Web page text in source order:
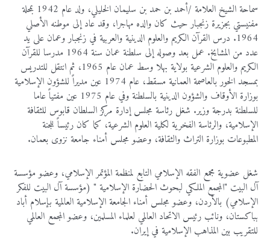
سماحة الشيخ العلامة /أحمد بن حمد بن سليمان الخليلي، ولد عام 1942 بمحلة
مفنيستي بجزيرة زنجبار حيث كان والده مهاجرا، وقد عاد إلى موطنه الأصلي
1964. درس القرآن الكريم والعلوم الدينية والعربية في زنجبار وعمان على يد
عدد من المشايخ. عمل بعد وصوله إلى سلطنة عمان سنة 1964 مدرسا للقرآن
الكريم والعلوم الشرعية بولاية بهلا وسط عمان عام 1965، ثم انتقل للتدريس
بمسجد الخور بالعاصمة العمانية مسقط، عام 1974 عين مديراً للشؤون الإسلامية
بوزارة الأوقاف والشؤون الدينية بالسلطنة وفي عام 1975 عين مفتياً عاما
للسلطنة بدرجة وزير. شغل رئاسة مجلس إدارة مركز السلطان قابوس للثقافة
الإسلامية، والرئاسة الفخرية لكلية العلوم الشرعية، كما كان رئيساً للجنة
المطبوعات بوزارة التراث والثقافة، وعضو مجلس أمناء جامعة نزوى بعمان.
شغل عضوية مجمع الفقه الإسلامي التابع لمنظمة المؤتمر الإسلامي، وعضو مؤسسة
آل البيت "المجمع الملكي لبحوث الحضارة الإسلامية " (مؤسسة آل البيت للفكر
الإسلامي) بالأردن، وعضو مجلس أمناء الجامعة الإسلامية العالمية بإسلام أباد
بباكستان، ونائب رئيس الاتحاد العالمي لعلماء المسلمين، وعضو المجمع العالمي
للتقريب بين المذاهب الإسلامية في إيران.